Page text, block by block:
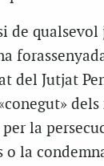
de qualsevol
del Jutjat
la
o la